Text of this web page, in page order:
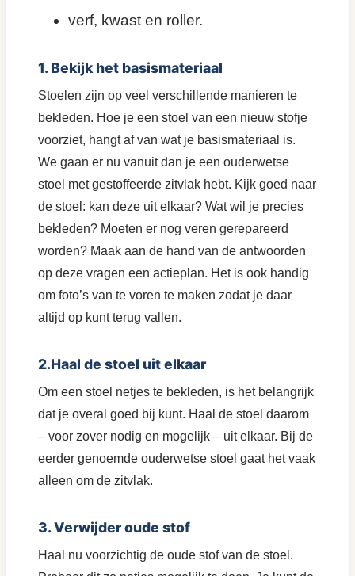
verf, kwast en roller.
1. Bekijk het basismateriaal
Stoelen zijn op veel verschillende manieren te
bekleden. Hoe je een stoel van een nieuw stofje
voorziet, hangt af van wat je basismateriaal is.
We gaan er nu vanuit dan je een ouderwetse
stoel met gestoffeerde zitvlak hebt. Kijk goed naar
de stoel: kan deze uit elkaar? Wat wil je precies
bekleden? Moeten er nog veren gerepareerd
worden? Maak aan de hand van de antwoorden
op deze vragen een actieplan. Het is ook handig
om foto’s van te voren te maken zodat je daar
altijd op kunt terug vallen.
2.Haal de stoel uit elkaar
Om een stoel netjes te bekleden, is het belangrijk
dat je overal goed bij kunt. Haal de stoel daarom
– voor zover nodig en mogelijk – uit elkaar. Bij de
eerder genoemde ouderwetse stoel gaat het vaak
alleen om de zitvlak.
3. Verwijder oude stof
Haal nu voorzichtig de oude stof van de stoel.